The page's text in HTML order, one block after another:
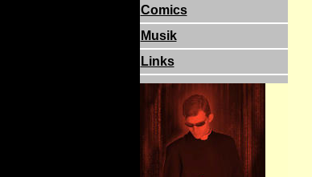
Comics
Musik
Links